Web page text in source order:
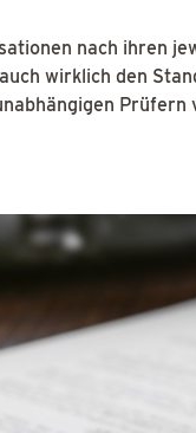
nach ihren
wirklich den